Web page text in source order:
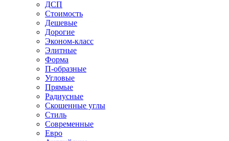
ДСП
Стоимость
Дешевые
Дорогие
Эконом-класс
Элитные
Форма
П-образные
Угловые
Прямые
Радиусные
Скошенные углы
Стиль
Современные
Евро